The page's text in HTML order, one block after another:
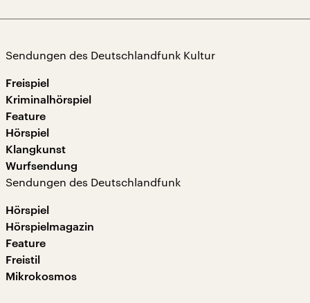
Sendungen des Deutschlandfunk Kultur
Freispiel
Kriminalhörspiel
Feature
Hörspiel
Klangkunst
Wurfsendung
Sendungen des Deutschlandfunk
Hörspiel
Hörspielmagazin
Feature
Freistil
Mikrokosmos